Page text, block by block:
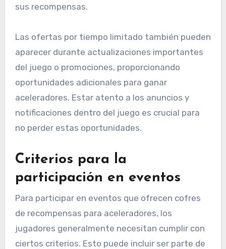
sus recompensas.
Las ofertas por tiempo limitado también pueden
aparecer durante actualizaciones importantes
del juego o promociones, proporcionando
oportunidades adicionales para ganar
aceleradores. Estar atento a los anuncios y
notificaciones dentro del juego es crucial para
no perder estas oportunidades.
Criterios para la
participación en eventos
Para participar en eventos que ofrecen cofres
de recompensas para aceleradores, los
jugadores generalmente necesitan cumplir con
ciertos criterios. Esto puede incluir ser parte de